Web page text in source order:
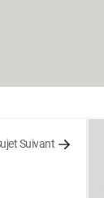
Suivant